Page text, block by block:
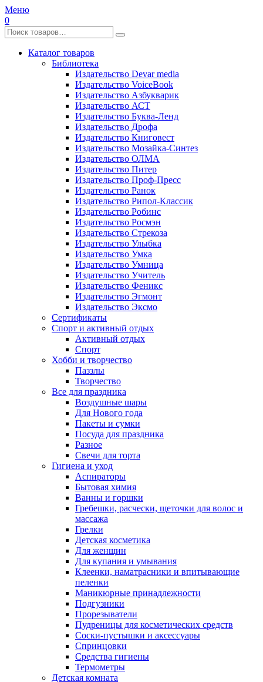
Меню
0
Каталог товаров
Библиотека
Издательство Devar media
Издательство VoiceBook
Издательство Азбукварик
Издательство АСТ
Издательство Буква-Ленд
Издательство Дрофа
Издательство Книговест
Издательство Мозайка-Синтез
Издательство ОЛМА
Издательство Питер
Издательство Проф-Пресс
Издательство Ранок
Издательство Рипол-Классик
Издательство Робинс
Издательство Росмэн
Издательство Стрекоза
Издательство Улыбка
Издательство Умка
Издательство Умница
Издательство Учитель
Издательство Феникс
Издательство Эгмонт
Издательство Эксмо
Сертификаты
Спорт и активный отдых
Активный отдых
Спорт
Хобби и творчество
Паззлы
Творчество
Все для праздника
Воздушные шары
Для Нового года
Пакеты и сумки
Посуда для праздника
Разное
Свечи для торта
Гигиена и уход
Аспираторы
Бытовая химия
Ванны и горшки
Гребешки, расчески, щеточки для волос и
массажа
Грелки
Детская косметика
Для женщин
Для купания и умывания
Клеенки, наматрасники и впитывающие
пеленки
Маникюрные принадлежности
Подгузники
Прорезыватели
Пудреницы для косметических средств
Соски-пустышки и аксессуары
Спринцовки
Средства гигиены
Термометры
Детская комната